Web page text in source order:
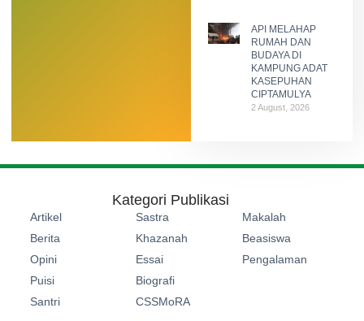
API MELAHAP
RUMAH DAN
BUDAYA DI
KAMPUNG ADAT
KASEPUHAN
CIPTAMULYA
2 August, 2026
Kategori Publikasi
Artikel
Berita
Opini
Puisi
Santri
Sastra
Khazanah
Essai
Biografi
CSSMoRA
Makalah
Beasiswa
Pengalaman